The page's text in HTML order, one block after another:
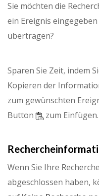
Sie möchten die
ein Ereignis
übertragen?
Sparen Sie Zeit, indem
Kopieren der
zum gewünschten
Button
zum Einfügen.
Wenn Sie Ihre
abgeschlossen haben,